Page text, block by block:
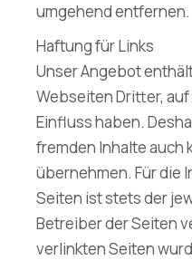
umgehend entfernen.
Haftung für Links
Unser Angebot
Webseiten Dritter,
Einfluss haben.
fremden Inhalte auch
übernehmen. Für die
Seiten ist stets der
Betreiber der Seiten
verlinkten Seiten